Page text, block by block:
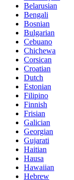
Belarusian
Bengali
Bosnian
Bulgarian
Cebuano
Chichewa
Corsican
Croatian
Dutch
Estonian
Filipino
Finnish
Frisian
Galician
Georgian
Gujarati
Haitian
Hausa
Hawaiian
Hebrew